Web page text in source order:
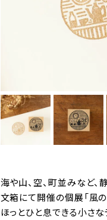
海や山、空、町並みなど
文箱にて開催の個展「風
ほっとひと息できる小さ